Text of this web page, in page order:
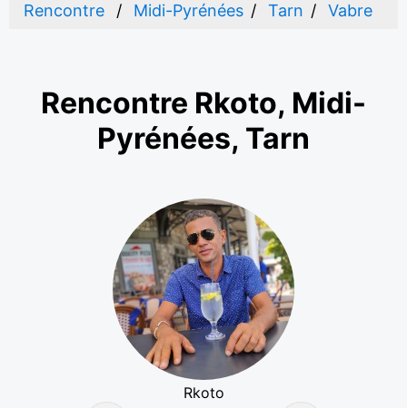
Rencontre Midi-Pyrénées Tarn Vabre
Rencontre Rkoto, Midi-
Pyrénées, Tarn
Rkoto